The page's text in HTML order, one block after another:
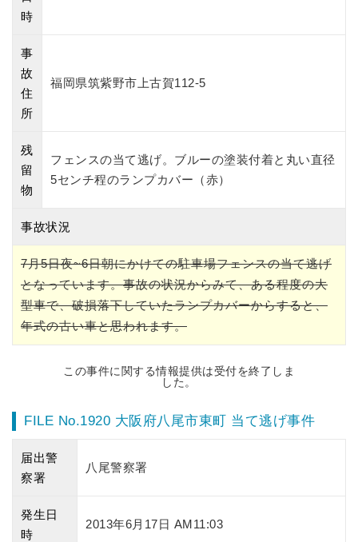
時
事
故
住
所
福岡県筑紫野市上古賀112-5
残
留
物
フェンスの当て逃げ。ブルーの塗装付着と丸い直径
5センチ程のランプカバー（赤）
事故状況
7月5日夜~6日朝にかけての駐車場フェンスの当て逃げ
となっています。事故の状況からみて、ある程度の大
型車で、破損落下していたランプカバーからすると、
年式の古い車と思われます。
この事件に関する情報提供は受付を終了しま
した。
FILE No.1920 大阪府八尾市東町 当て逃げ事件
届出警
察署
八尾警察署
発生日
時
2013年6月17日 AM11:03